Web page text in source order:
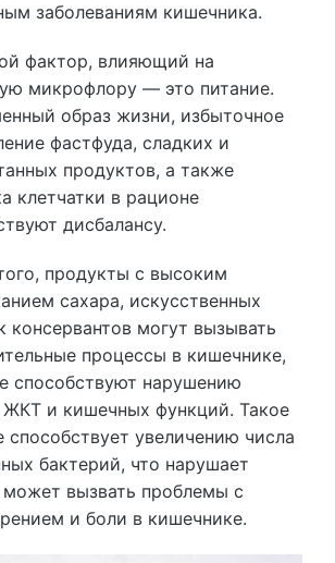
заболеваниям кишечника.
фактор, влияющий на
микрофлору — это питание.
образ жизни, избыточное
фастфуда, сладких и
продуктов, а также
клетчатки в рационе
дисбалансу.
продукты с высоким
сахара, искусственных
консервантов могут вызывать
процессы в кишечнике,
способствуют нарушению
ЖКТ и кишечных функций. Такое
способствует увеличению числа
бактерий, что нарушает
может вызвать проблемы с
и боли в кишечнике.